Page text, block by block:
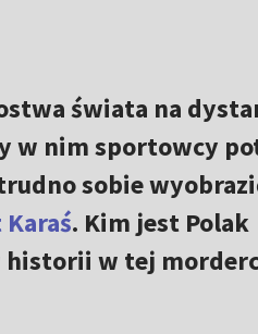
świata na
w nim sportowcy
sobie
. Kim jest Polak
historii w tej